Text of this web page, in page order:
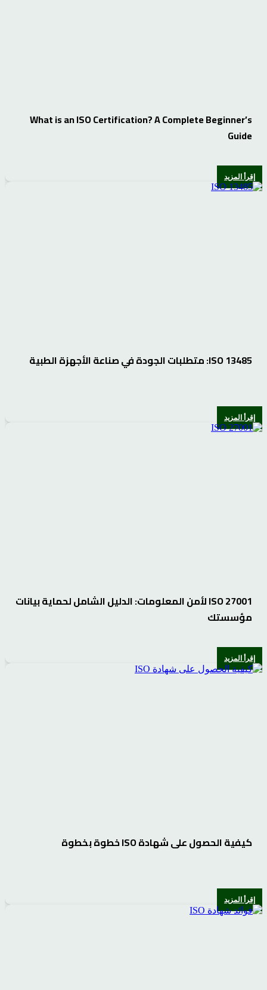
What is an ISO Certification? A Complete Beginner’s
Guide
إقرأ المزيد
ISO 13485: متطلبات الجودة في صناعة الأجهزة الطبية
إقرأ المزيد
ISO 27001 لأمن المعلومات: الدليل الشامل لحماية بيانات
مؤسستك
إقرأ المزيد
كيفية الحصول على شهادة ISO خطوة بخطوة
إقرأ المزيد